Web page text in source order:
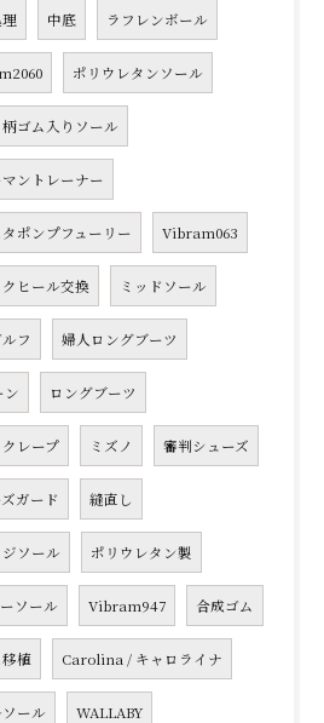
中底 ラフレンボール
ポリウレタンソール
ゴム入りソール
ントレーナー
ポンプフューリー Vibram063
クヒール交換 ミッドソール
フ 婦人ロングブーツ
ン ロングブーツ
レープ ミズノ 審判シューズ
ガード 縫直し
ソール ポリウレタン製
ソール Vibram947 合成ゴム
植 Carolina / キャロライナ
ール WALLABY